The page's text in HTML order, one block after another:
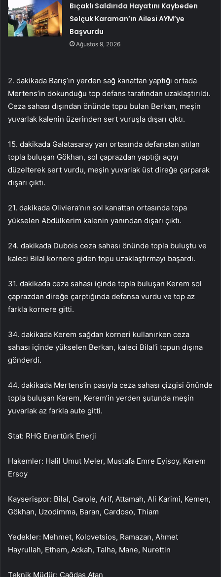
Bıçaklı Saldırıda Hayatını Kaybeden
Selçuk Karaman’ın Ailesi AYM’ye
Başvurdu
Ağustos 9, 2026
2. dakikada Barış’ın yerden sağ kanattan yaptığı ortada
Mertens’in dokunduğu top defans tarafından uzaklaştırıldı.
Ceza sahası dışından önünde topu bulan Berkan, meşin
yuvarlak kalenin üzerinden sert vuruşla dışarı çıktı.
15. dakikada Galatasaray yarı ortasında defanstan atılan
topla buluşan Gökhan, sol çaprazdan yaptığı açıyı
düzelterek sert vurdu, meşin yuvarlak üst direğe çarparak
dışarı çıktı.
21. dakikada Oliviera’nın sol kanattan ortasında topa
yükselen Abdülkerim kalenin yanından dışarı çıktı.
24. dakikada Dubois ceza sahası önünde topla buluştu ve
kaleci Bilal kornere giden topu uzaklaştırmayı başardı.
31. dakikada ceza sahası içinde topla buluşan Kerem sol
çaprazdan direğe çarptığında defansa vurdu ve top az
farkla kornere gitti.
34. dakikada Kerem sağdan korneri kullanırken ceza
sahası içinde yükselen Berkan, kaleci Bilal’i topun dışına
gönderdi.
44. dakikada Mertens’in pasıyla ceza sahası çizgisi önünde
topla buluşan Kerem, Kerem’in yerden şutunda meşin
yuvarlak az farkla aute gitti.
Stat: RHG Enertürk Enerji
Hakemler: Halil Umut Meler, Mustafa Emre Eyisoy, Kerem
Ersoy
Kayserispor: Bilal, Carole, Arif, Attamah, Ali Karimi, Kemen,
Gökhan, Uzodimma, Baran, Cardoso, Thiam
Yedekler: Mehmet, Kolovetsios, Ramazan, Ahmet
Hayrullah, Ethem, Ackah, Talha, Mane, Nurettin
Teknik Müdür: Çağdaş Atan